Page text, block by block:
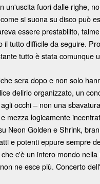
un'uscita fuori dalle righe,
si suona su disco può
essere prestabilito,
tutto difficile da seguire.
tutto è stata comunque
sera dopo e non solo
delirio organizzato, un
occhi – non una
mezza logicamente
Neon Golden e Shrink,
e potenti eppure sempre
c'è un intero mondo
ne esce più. Concerto